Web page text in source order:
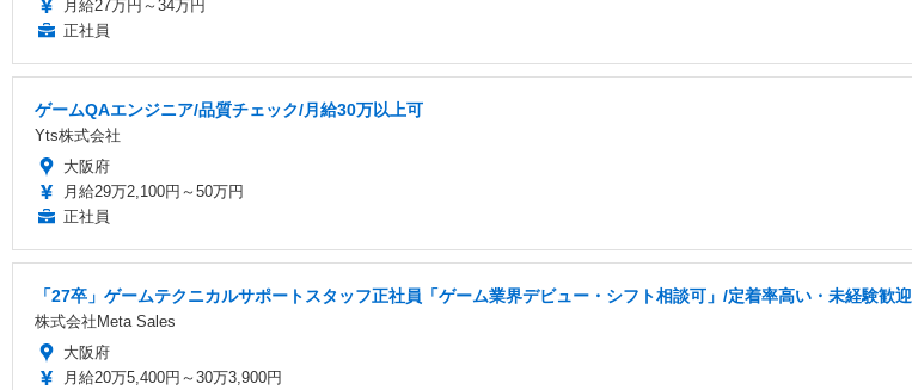
月給27万円～34万円
正社員
ゲームQAエンジニア/品質チェック/月給30万以上可
Yts株式会社
大阪府
月給29万2,100円～50万円
正社員
「27卒」ゲームテクニカルサポートスタッフ正社員「ゲーム業界デビュー・シフト相談可」/定着率高い・未経験歓迎
株式会社Meta Sales
大阪府
月給20万5,400円～30万3,900円